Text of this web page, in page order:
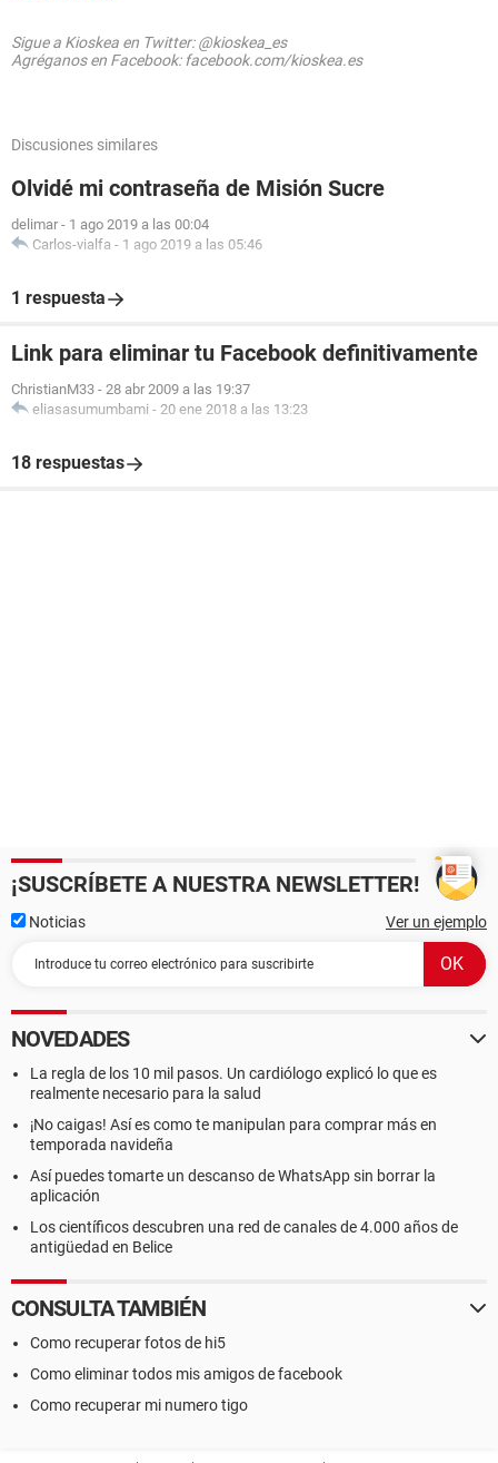
Sigue a Kioskea en Twitter: @kioskea_es
Agréganos en Facebook: facebook.com/kioskea.es
Discusiones similares
Olvidé mi contraseña de Misión Sucre
delimar - 1 ago 2019 a las 00:04
Carlos-vialfa - 1 ago 2019 a las 05:46
1 respuesta
Link para eliminar tu Facebook definitivamente
ChristianM33 - 28 abr 2009 a las 19:37
eliasasumumbami - 20 ene 2018 a las 13:23
18 respuestas
¡SUSCRÍBETE A NUESTRA NEWSLETTER!
Noticias Ver un ejemplo
NOVEDADES
La regla de los 10 mil pasos. Un cardiólogo explicó lo que es
realmente necesario para la salud
¡No caigas! Así es como te manipulan para comprar más en
temporada navideña
Así puedes tomarte un descanso de WhatsApp sin borrar la
aplicación
Los científicos descubren una red de canales de 4.000 años de
antigüedad en Belice
CONSULTA TAMBIÉN
Como recuperar fotos de hi5
Como eliminar todos mis amigos de facebook
Como recuperar mi numero tigo